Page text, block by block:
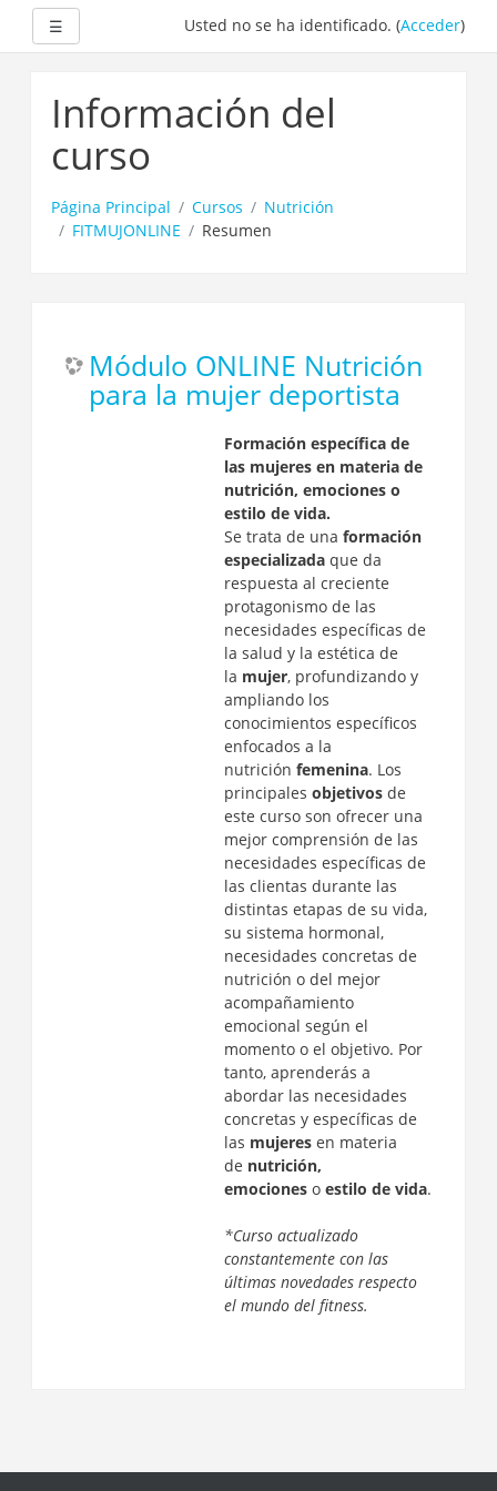
contenido
☰ Usted no se ha identificado. (Acceder)
Información del
curso
Página Principal Cursos
Nutrición
FITMUJONLINE
Resumen
Módulo ONLINE Nutrición
para la mujer deportista
Formación específica de
las mujeres en materia de
nutrición, emociones o
estilo de vida.
Se trata de una formación
especializadaque da
respuesta al creciente
protagonismo de las
necesidades específicas de
la salud y la estética de
la mujer, profundizando y
ampliando los
conocimientos específicos
enfocados a la
nutrición femenina. Los
principales objetivosde
este curso son ofrecer una
mejor comprensión de las
necesidades específicas de
las clientas durante las
distintas etapas de su vida,
su sistema hormonal,
necesidades concretas de
nutrición o del mejor
acompañamiento
emocional según el
momento o el objetivo. Por
tanto, aprenderás a
abordar las necesidades
concretas y específicas de
las mujeresen materia
de nutrición,
emocioneso estilo de vida.
*Curso actualizado
constantemente con las
últimas novedades respecto
el mundo del fitness.